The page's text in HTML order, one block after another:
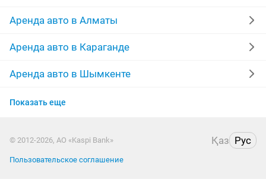
Аренда авто в Алматы
Аренда авто в Караганде
Аренда авто в Шымкенте
Аренда авто в Усть-Каменогорске
Аренда авто в Актау
Показать еще
© 2012-2026, АО «Kaspi Bank» Қаз Рус
Пользовательское соглашение